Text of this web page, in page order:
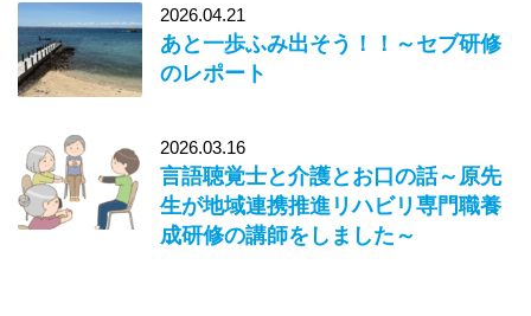
2026.04.21
あと一歩ふみ出そう！！～セブ研修
のレポート
2026.03.16
言語聴覚士と介護とお口の話～原先
生が地域連携推進リハビリ専門職養
成研修の講師をしました～